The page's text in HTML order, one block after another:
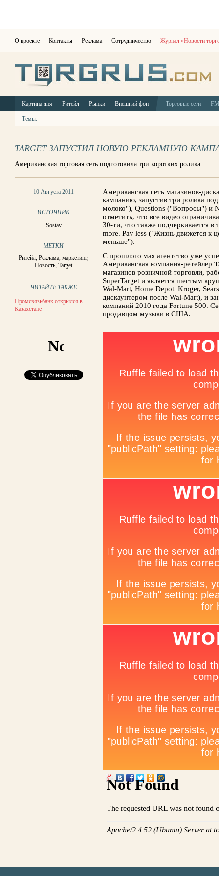
О проекте Контакты Реклама Сотрудничество Журнал «Новости
Картина дня Ритейл Рынки Внешний фон Торговые сети
Темы:
TARGET ЗАПУСТИЛ НОВУЮ РЕКЛАМНУЮ
Американская торговая сеть подготовила три коротких ролика
10 Августа 2011
ИСТОЧНИК
Sostav
МЕТКИ
Ритейл,Реклама, маркетинг,
Новость,Target
ЧИТАЙТЕ ТАКЖЕ
Промсвязьбанк открылся в
Казахстане
Американская сеть магазинов-
кампанию, запустив три ролика
молоко"), Questions ("Вопросы") и
отметить, что все видео
30-ти, что также подчеркивается в
more. Pay less ("Жизнь движется к
меньше").
С прошлого мая агентство уже
Американская компания-ретейлер
магазинов розничной торговли,
SuperTarget и является шестым
Wal-Mart, Home Depot, Kroger,
дискаунтером после Wal-Mart), и
компаний 2010 года Fortune 500.
продавцом музыки в США.